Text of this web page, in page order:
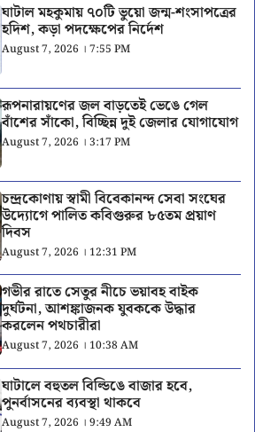
ঘাটাল মহকুমায় ৭০টি ভুয়ো জন্ম-শংসাপত্রের
হদিশ, কড়া পদক্ষেপের নির্দেশ
August 7, 2026 । 7:55 PM
রূপনারায়ণের জল বাড়তেই ভেঙে গেল
বাঁশের সাঁকো, বিচ্ছিন্ন দুই জেলার যোগাযোগ
August 7, 2026 । 3:17 PM
চন্দ্রকোণায় স্বামী বিবেকানন্দ সেবা সংঘের
উদ্যোগে পালিত কবিগুরুর ৮৫তম প্রয়াণ
দিবস
August 7, 2026 । 12:31 PM
গভীর রাতে সেতুর নীচে ভয়াবহ বাইক
দুর্ঘটনা, আশঙ্কাজনক যুবককে উদ্ধার
করলেন পথচারীরা
August 7, 2026 । 10:38 AM
ঘাটালে বহুতল বিল্ডিঙে বাজার হবে,
পুনর্বাসনের ব্যবস্থা থাকবে
August 7, 2026 । 9:49 AM